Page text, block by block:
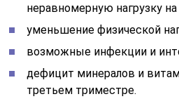
неравномерную нагрузку
уменьшение физической
возможные инфекции и
дефицит минералов и
третьем триместре.